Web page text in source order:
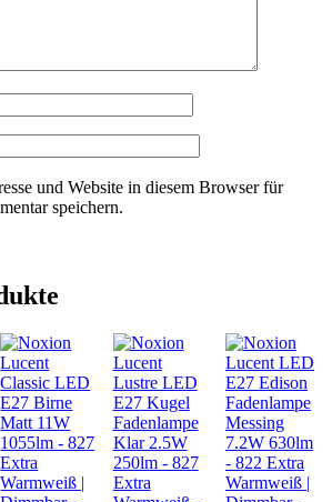
und Website in diesem Browser für
speichern.